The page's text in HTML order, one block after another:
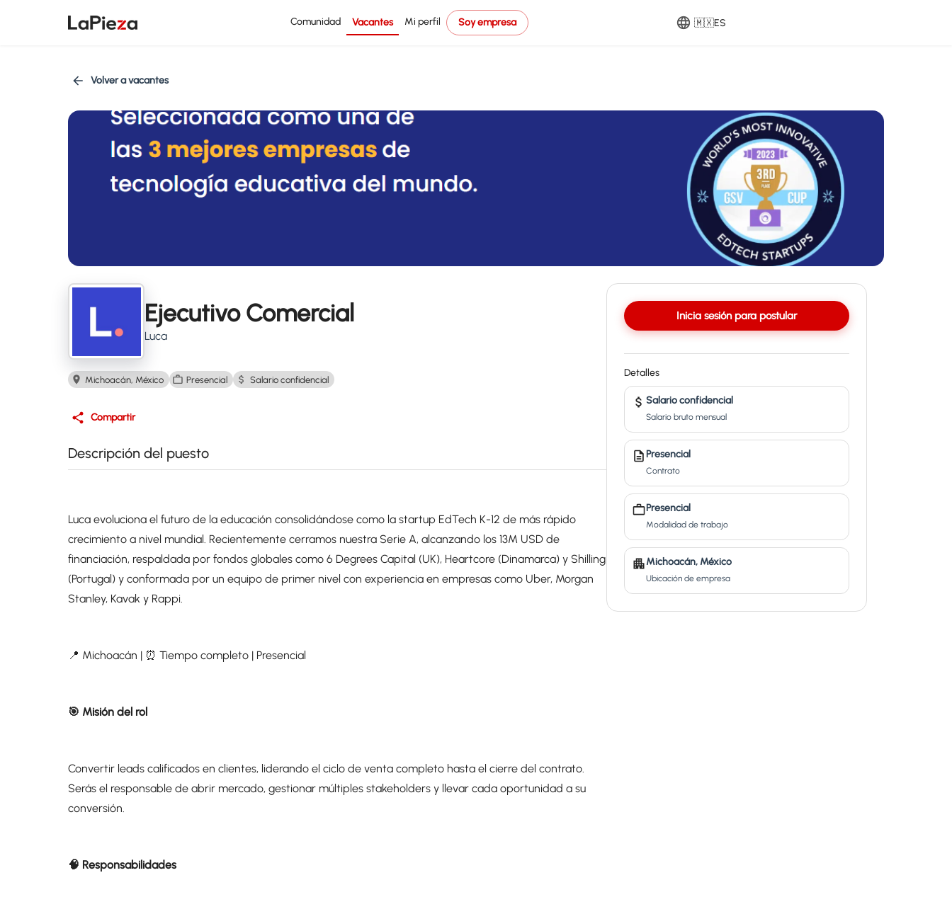
Comunidad Vacantes Mi perfil Soy empresa 🇲🇽ES
Volver a vacantes
Ejecutivo Comercial
Luca
Michoacán, México Presencial Salario confidencial
Compartir
Descripción del puesto
Luca evoluciona el futuro de la educación consolidándose como la startup EdTech K-12 de más rápido
crecimiento a nivel mundial. Recientemente cerramos nuestra Serie A, alcanzando los 13M USD de
financiación, respaldada por fondos globales como 6 Degrees Capital (UK), Heartcore (Dinamarca) y Shilling
(Portugal) y conformada por un equipo de primer nivel con experiencia en empresas como Uber, Morgan
Stanley, Kavak y Rappi.
📍 Michoacán | ⏰ Tiempo completo | Presencial
🎯 Misión del rol
Convertir leads calificados en clientes, liderando el ciclo de venta completo hasta el cierre del contrato.
Serás el responsable de abrir mercado, gestionar múltiples stakeholders y llevar cada oportunidad a su
conversión.
🧠 Responsabilidades
Inicia sesión para postular
Detalles
Salario confidencial
Salario bruto mensual
Presencial
Contrato
Presencial
Modalidad de trabajo
Michoacán, México
Ubicación de empresa